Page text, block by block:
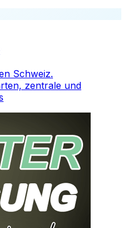
Schweiz.
zentrale und